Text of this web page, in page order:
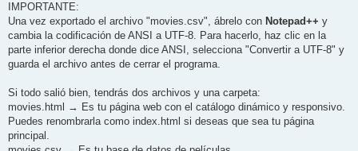
IMPORTANTE:
Una vez exportado el archivo "movies.csv", ábrelo con Notepad++ y
cambia la codificación de ANSI a UTF-8. Para hacerlo, haz clic en la
parte inferior derecha donde dice ANSI, selecciona "Convertir a UTF-8" y
guarda el archivo antes de cerrar el programa.
Si todo salió bien, tendrás dos archivos y una carpeta:
movies.html → Es tu página web con el catálogo dinámico y responsivo.
Puedes renombrarla como index.html si deseas que sea tu página
principal.